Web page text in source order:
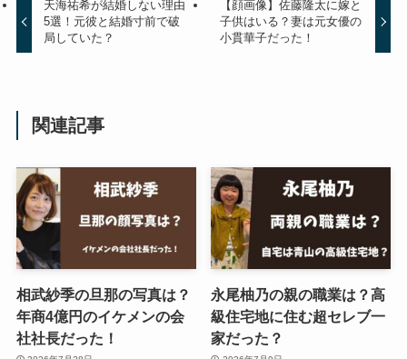
天海祐希が結婚しない理由
5選！元彼と結婚寸前で破
局していた？
【顔画像】佐藤隆太に嫁と
子供はいる？妻は元女優の
小貫華子だった！
関連記事
相武紗季の旦那の写真は？
年商4億円のイケメンの会
社社長だった！
永尾柚乃の親の職業は？高
級住宅地に住む超セレブ一
家だった？